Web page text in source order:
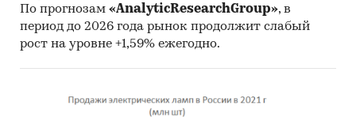
По прогнозам «AnalyticResearchGroup», в
период до 2026 года рынок продолжит слабый
рост на уровне +1,59% ежегодно.